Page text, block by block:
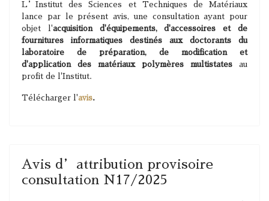
L’Institut des Sciences et Techniques de Matériaux
lance par le présent avis, une consultation ayant pour
objet l'acquisition d'équipements, d'accessoires et de
fournitures informatiques destinés aux doctorants du
laboratoire de préparation, de modification et
d'application des matériaux polymères multistates au
profit de l'Institut.
Télécharger l'avis.
Avis d’attribution provisoire
consultation N17/2025